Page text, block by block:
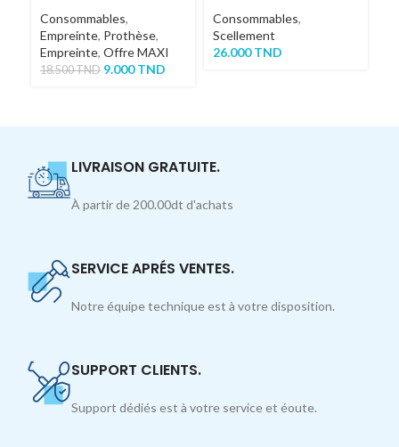
Consommables,
Empreinte, Prothèse,
Empreinte, Offre MAXI
18.500TND 9.000TND
Consommables,
Scellement
26.000TND
LIVRAISON GRATUITE.
À partir de 200.00dt d'achats
SERVICE APRÉS VENTES.
Notre équipe technique est à votre disposition.
SUPPORT CLIENTS.
Support dédiés est à votre service et éoute.